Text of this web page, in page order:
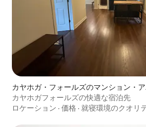
カヤホガ・フォールズのマンション・
カヤホガフォールズの快適な宿泊先
ロケーション · 価格 · 就寝環境のクオリ